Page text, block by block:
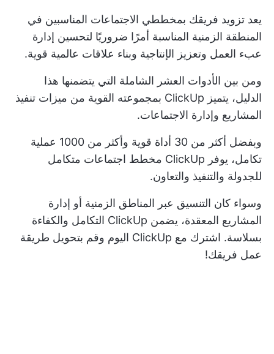
يعد تزويد فريقك بمخططي الاجتماعات المناسبين في
المنطقة الزمنية المناسبة أمرًا ضروريًا لتحسين إدارة
عبء العمل وتعزيز الإنتاجية وبناء علاقات عالمية قوية.
ومن بين الأدوات العشر الشاملة التي يتضمنها هذا
الدليل، يتميز ClickUp بمجموعته القوية من ميزات تنفيذ
المشاريع وإدارة الاجتماعات.
وبفضل أكثر من 30 أداة قوية وأكثر من 1000 عملية
تكامل، يوفر ClickUp مخطط اجتماعات متكامل
للجدولة والتنفيذ والتعاون.
وسواء كان التنسيق عبر المناطق الزمنية أو إدارة
المشاريع المعقدة، يضمن ClickUp التكامل والكفاءة
بسلاسة. اشترك مع ClickUp
اليوم وقم بتحويل طريقة
عمل فريقك!